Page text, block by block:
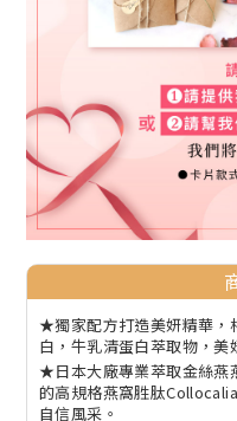
★獨家配方打造美妍精華，
白，牛乳清蛋白萃取物，美
★日本大廠專業萃取金絲燕
的高規格燕窩胜肽
自信風采。